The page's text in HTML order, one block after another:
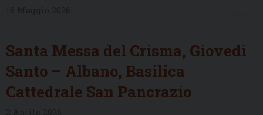
Santa Messa del Crisma, Giovedì
Santo – Albano, Basilica
Cattedrale San Pancrazio